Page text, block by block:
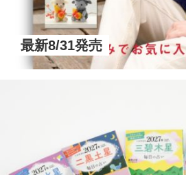
最新8/31発売